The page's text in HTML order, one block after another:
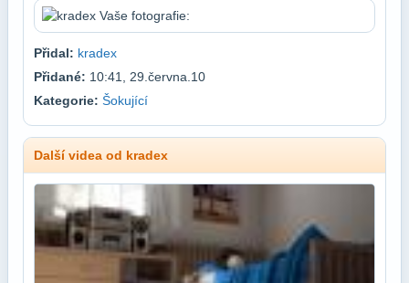
Přidal: kradex
Přidané: 10:41, 29.června.10
Kategorie: Šokující
Další videa od kradex